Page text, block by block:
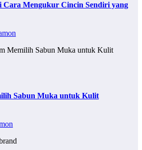
Cara Mengukur Cincin Sendiri yang
Sabun Muka untuk Kulit